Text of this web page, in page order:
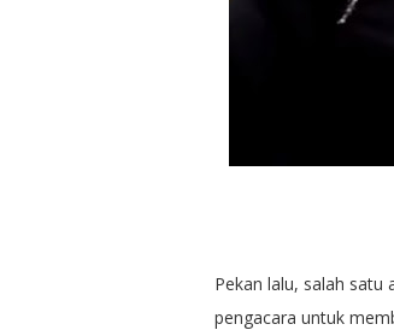
Pekan lalu, salah
pengacara untuk